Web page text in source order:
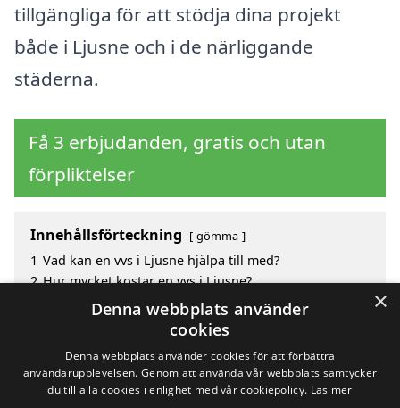
tillgängliga för att stödja dina projekt
både i Ljusne och i de närliggande
städerna.
Få 3 erbjudanden, gratis och utan
förpliktelser
Innehållsförteckning gömma
1 Vad kan en vvs i Ljusne hjälpa till med?
2 Hur mycket kostar en vvs i Ljusne?
Fördelar med att välja vvs i Ljusne
Sök efter en skicklig vvs i de omgivande städerna
×
Denna webbplats använder
cookies
Denna webbplats använder cookies för att förbättra
användarupplevelsen. Genom att använda vår webbplats samtycker
du till alla cookies i enlighet med vår cookiepolicy. Läs mer